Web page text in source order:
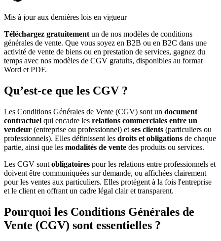
Mis à jour aux dernières lois en vigueur
Téléchargez gratuitement un de nos modèles de conditions
générales de vente. Que vous soyez en B2B ou en B2C dans une
activité de vente de biens ou en prestation de services, gagnez du
temps avec nos modèles de CGV gratuits, disponibles au format
Word et PDF.
Qu’est-ce que les CGV ?
Les Conditions Générales de Vente (CGV) sont un document
contractuel qui encadre les relations commerciales entre un
vendeur (entreprise ou professionnel) et ses clients (particuliers ou
professionnels). Elles définissent les droits et obligations de chaque
partie, ainsi que les modalités de vente des produits ou services.
Les CGV sont obligatoires pour les relations entre professionnels et
doivent être communiquées sur demande, ou affichées clairement
pour les ventes aux particuliers. Elles protègent à la fois l'entreprise
et le client en offrant un cadre légal clair et transparent.
Pourquoi les Conditions Générales de
Vente (CGV) sont essentielles ?